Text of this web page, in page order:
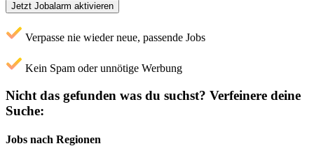
Jetzt Jobalarm aktivieren
Verpasse nie wieder neue, passende Jobs
Kein Spam oder unnötige Werbung
Nicht das gefunden was du suchst? Verfeinere deine
Suche:
Jobs nach Regionen